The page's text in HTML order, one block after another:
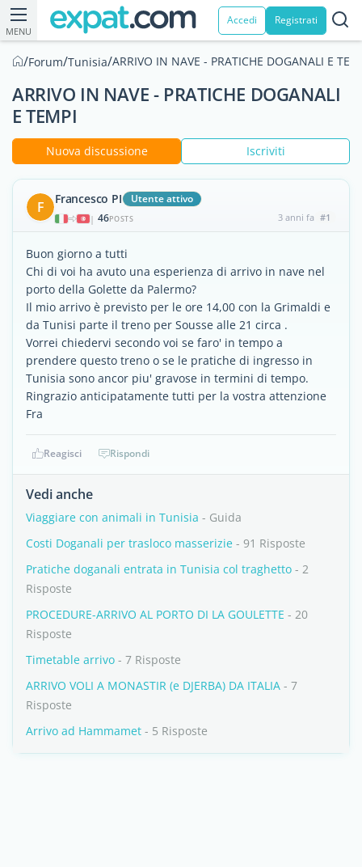
MENU
Accedi Registrati
/Forum/Tunisia/ARRIVO IN NAVE - PRATICHE DOGANALI E
ARRIVO IN NAVE - PRATICHE DOGANALI
E TEMPI
Nuova discussione Iscriviti
F Francesco PI Utente attivo
| 46POSTS 3 anni fa #1
Buon giorno a tutti
Chi di voi ha avuto una esperienza di arrivo in nave nel
porto della Golette da Palermo?
Il mio arrivo è previsto per le ore 14,00 con la Grimaldi e
da Tunisi parte il treno per Sousse alle 21 circa .
Vorrei chiedervi secondo voi se faro' in tempo a
prendere questo treno o se le pratiche di ingresso in
Tunisia sono ancor piu' gravose in termini di tempo.
Ringrazio anticipatamente tutti per la vostra attenzione
Fra
Reagisci Rispondi
Vedi anche
Viaggiare con animali in Tunisia - Guida
Costi Doganali per trasloco masserizie - 91 Risposte
Pratiche doganali entrata in Tunisia col traghetto - 2
Risposte
PROCEDURE-ARRIVO AL PORTO DI LA GOULETTE - 20
Risposte
Timetable arrivo - 7 Risposte
ARRIVO VOLI A MONASTIR (e DJERBA) DA ITALIA - 7
Risposte
Arrivo ad Hammamet - 5 Risposte